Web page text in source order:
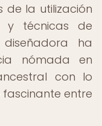
de la utilización
y técnicas de
ha
nómada en
con lo
entre